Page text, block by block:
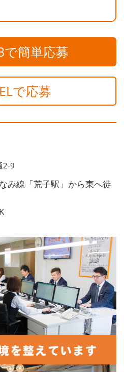
簡単応募
で応募
2-9
み線「荒子駅」から東へ徒